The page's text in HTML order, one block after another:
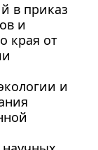
в приказ
и
края от
и